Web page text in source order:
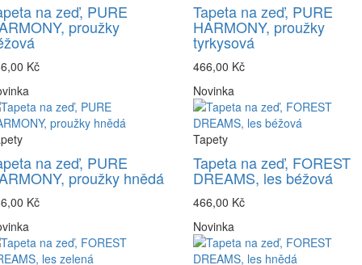
na zeď, PURE
proužky
Kč
Tapeta na zeď, PURE
HARMONY, proužky
tyrkysová
466,00 Kč
na zeď, PURE
proužky hnědá
Kč
Novinka
Tapety
Tapeta na zeď, FOREST
DREAMS, les béžová
466,00 Kč
Novinka